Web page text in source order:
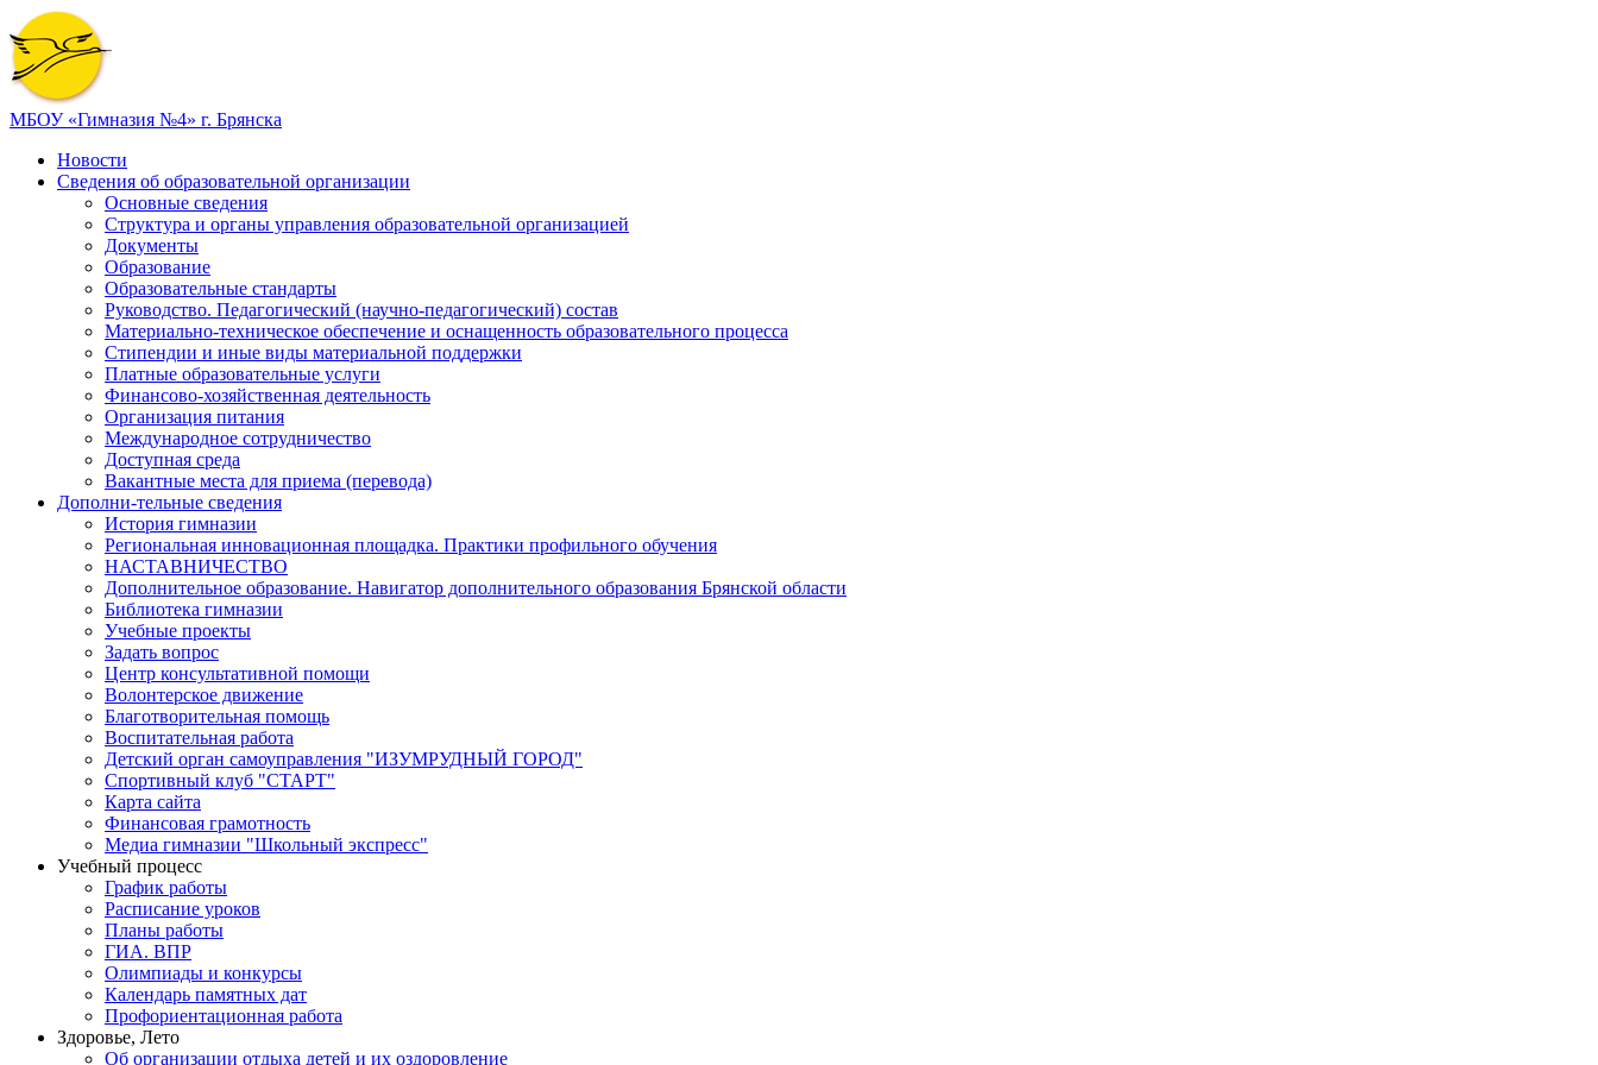
МБОУ «Гимназия №4» г. Брянска
Новости
Сведения об образовательной организации
Основные сведения
Структура и органы управления образовательной организацией
Документы
Образование
Образовательные стандарты
Руководство. Педагогический (научно-педагогический) состав
Материально-техническое обеспечение и оснащенность образовательного процесса
Стипендии и иные виды материальной поддержки
Платные образовательные услуги
Финансово-хозяйственная деятельность
Организация питания
Международное сотрудничество
Доступная среда
Вакантные места для приема (перевода)
Дополни-тельные сведения
История гимназии
Региональная инновационная площадка. Практики профильного обучения
НАСТАВНИЧЕСТВО
Дополнительное образование. Навигатор дополнительного образования Брянской области
Библиотека гимназии
Учебные проекты
Задать вопрос
Центр консультативной помощи
Волонтерское движение
Благотворительная помощь
Воспитательная работа
Детский орган самоуправления "ИЗУМРУДНЫЙ ГОРОД"
Спортивный клуб "СТАРТ"
Карта сайта
Финансовая грамотность
Медиа гимназии "Школьный экспресс"
Учебный процесс
График работы
Расписание уроков
Планы работы
ГИА. ВПР
Олимпиады и конкурсы
Календарь памятных дат
Профориентационная работа
Здоровье, Лето
Об организации отдыха детей и их оздоровление